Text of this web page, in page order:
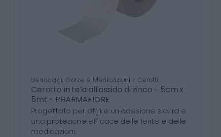
Bendaggi, Garze e Medicazioni > Cerotti
Cerotto in tela all'ossido di zinco - 5cm x
5mt - PHARMAFIORE
Progettato per offrire un'adesione sicura e
una protezione efficace delle ferite e delle
medicazioni.